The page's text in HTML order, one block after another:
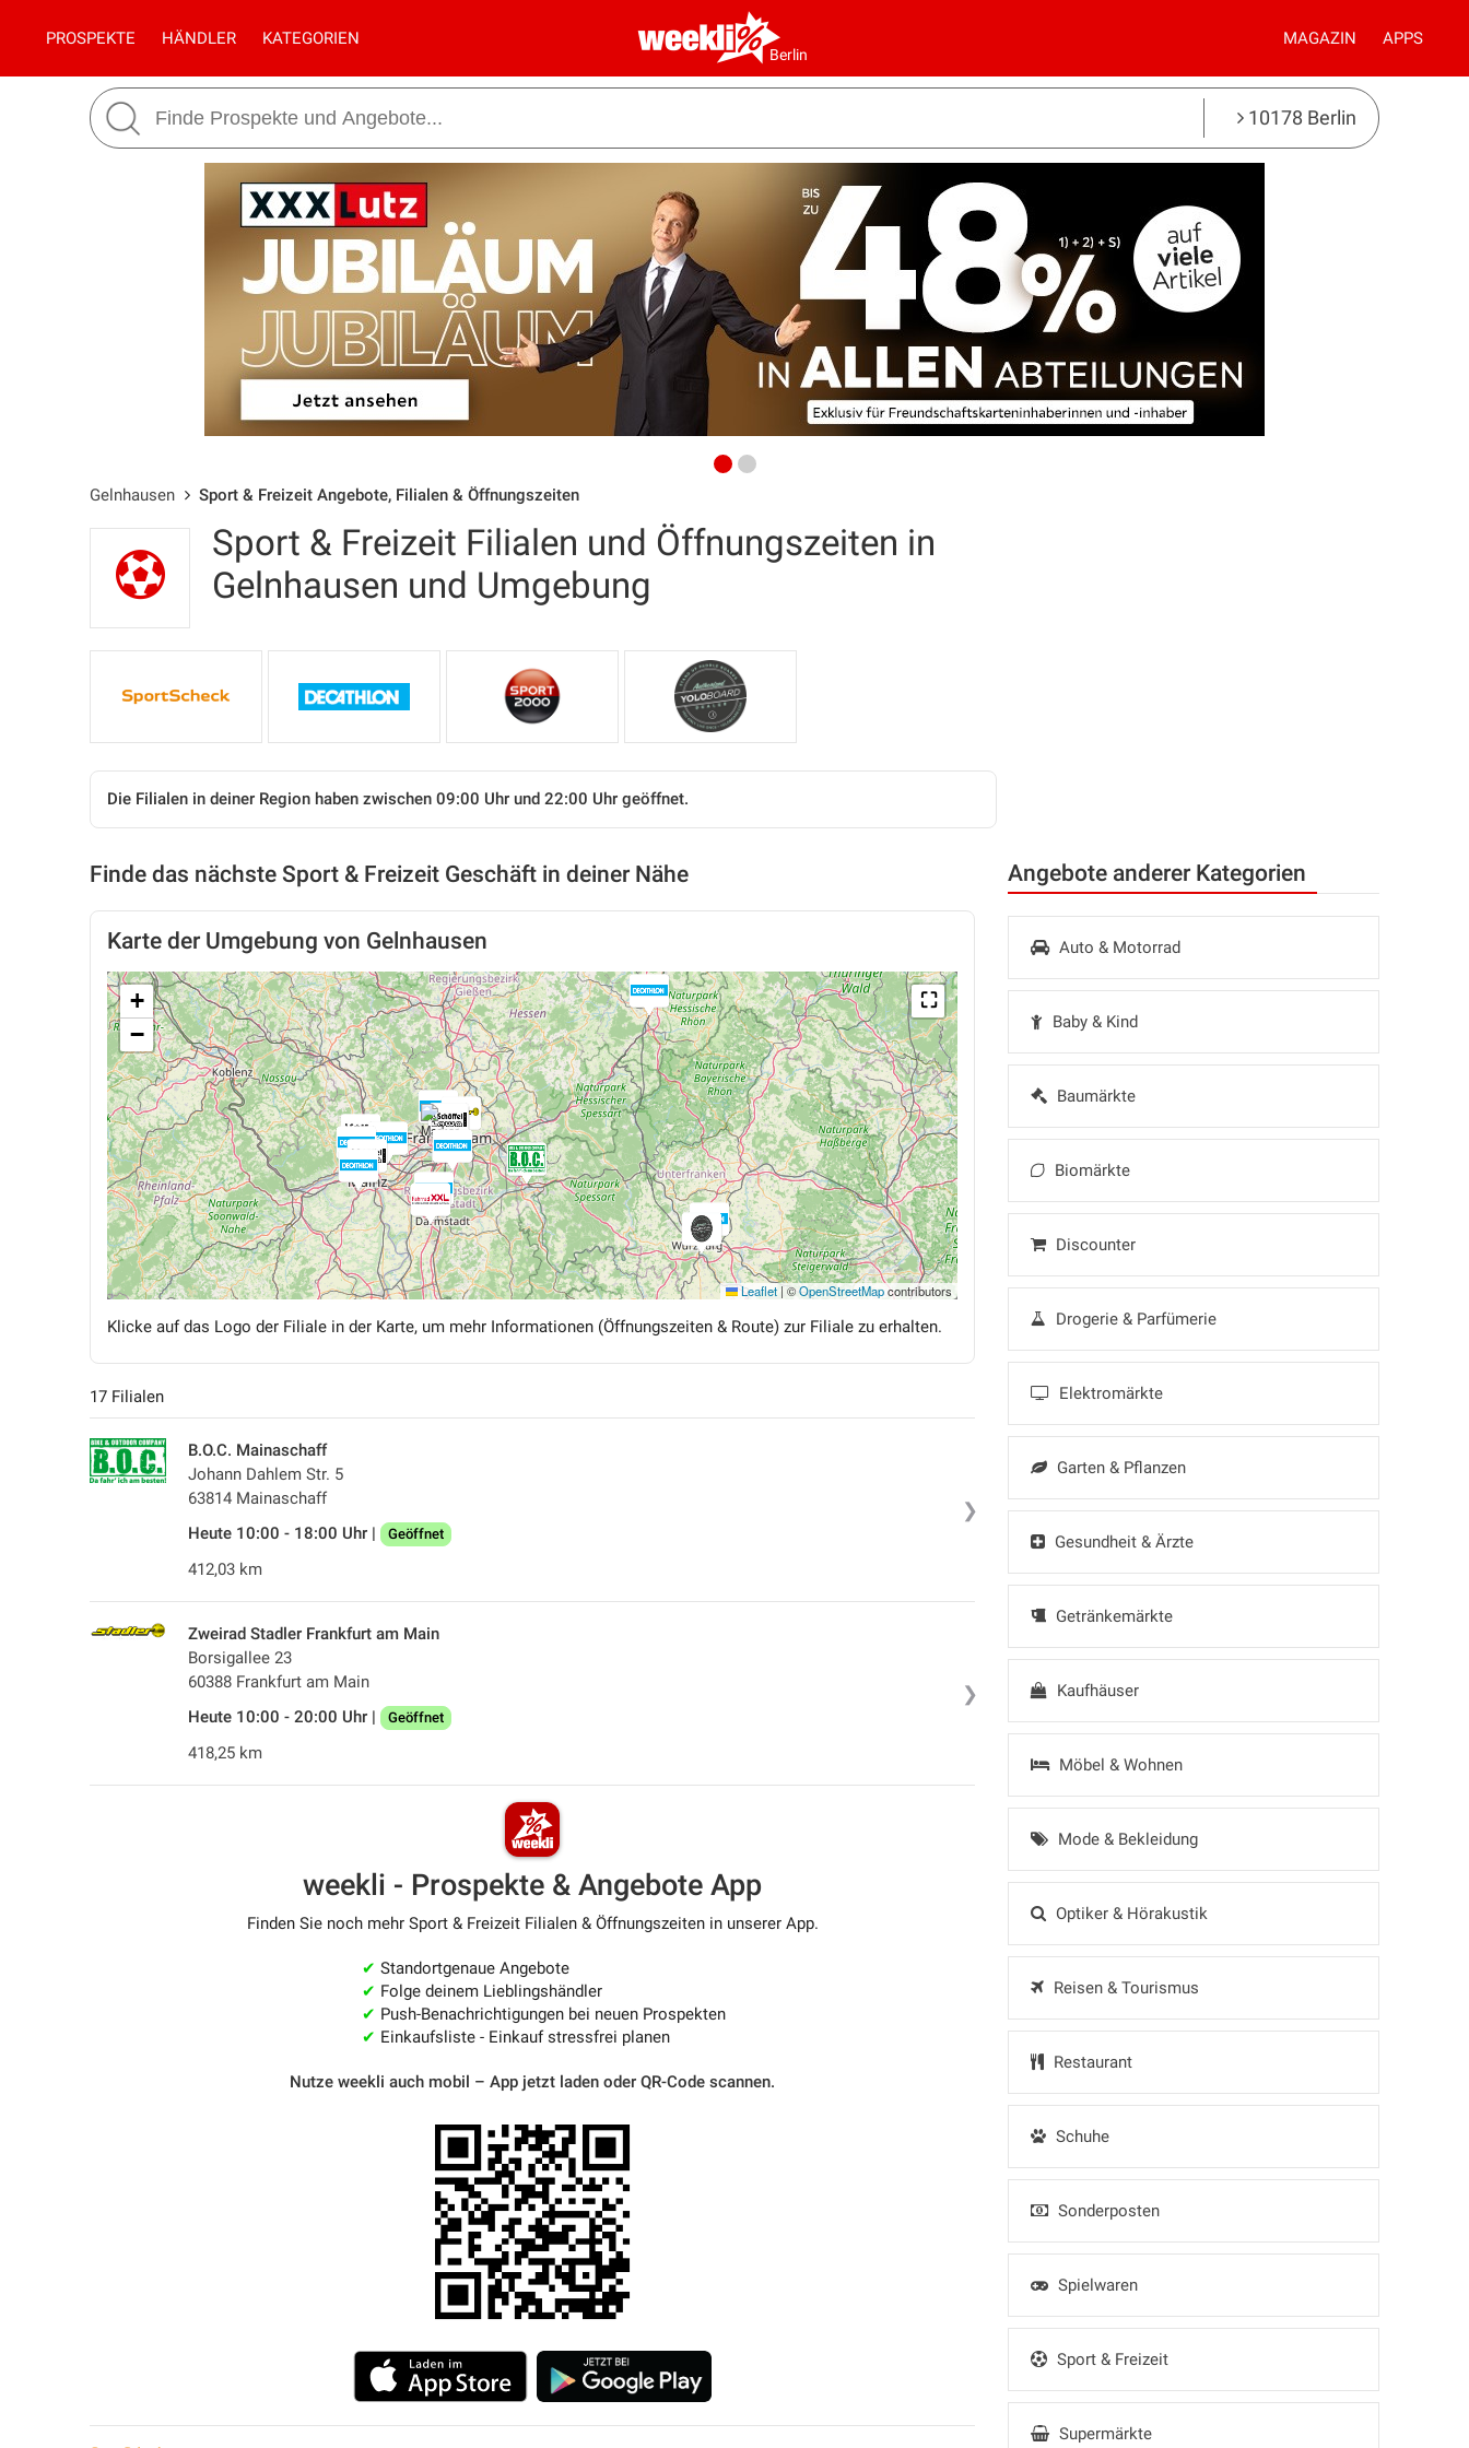
Berlin
PROSPEKTE HÄNDLER KATEGORIEN MAGAZIN APPS
10178 Berlin
Gelnhausen Sport & Freizeit Angebote, Filialen & Öffnungszeiten
Angebote anderer Kategorien
Auto & Motorrad
Baby & Kind
Baumärkte
Biomärkte
Discounter
Drogerie & Parfümerie
Elektromärkte
Garten & Pflanzen
Gesundheit & Ärzte
Getränkemärkte
Kaufhäuser
Möbel & Wohnen
Mode & Bekleidung
Optiker & Hörakustik
Reisen & Tourismus
Restaurant
Schuhe
Sonderposten
Spielwaren
Sport & Freizeit
Supermärkte
Sport & Freizeit Filialen und Öffnungszeiten in
Gelnhausen und Umgebung
Die Filialen in deiner Region haben zwischen 09:00 Uhr und 22:00 Uhr geöffnet.
Finde das nächste Sport & Freizeit Geschäft in deiner Nähe
Karte der Umgebung von Gelnhausen
⛶
+
−
Leaflet |©OpenStreetMapcontributors
Klicke auf das Logo der Filiale in der Karte, um mehr Informationen (Öffnungszeiten & Route) zur Filiale zu erhalten.
17 Filialen
❯
B.O.C. Mainaschaff
Johann Dahlem Str. 5
63814 Mainaschaff
Heute 10:00 - 18:00 Uhr |
Geöffnet
412,03 km
❯
Zweirad Stadler Frankfurt am Main
Borsigallee 23
60388 Frankfurt am Main
Heute 10:00 - 20:00 Uhr |
Geöffnet
418,25 km
weekli - Prospekte & Angebote App
Finden Sie noch mehr Sport & Freizeit Filialen & Öffnungszeiten in unserer App.
✔ Standortgenaue Angebote
✔ Folge deinem Lieblingshändler
✔ Push-Benachrichtigungen bei neuen Prospekten
✔ Einkaufsliste - Einkauf stressfrei planen
Nutze weekli auch mobil – App jetzt laden oder QR-Code scannen.